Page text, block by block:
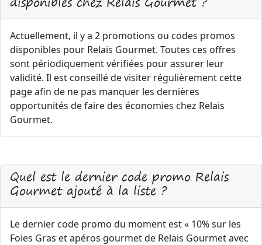
Actuellement, il y a 2 promotions ou codes promos
disponibles pour Relais Gourmet. Toutes ces offres
sont périodiquement vérifiées pour assurer leur
validité. Il est conseillé de visiter régulièrement cette
page afin de ne pas manquer les dernières
opportunités de faire des économies chez Relais
Gourmet.
Quel est le dernier code promo Relais
Gourmet ajouté à la liste ?
Le dernier code promo du moment est « 10% sur les
Foies Gras et apéros gourmet de Relais Gourmet avec